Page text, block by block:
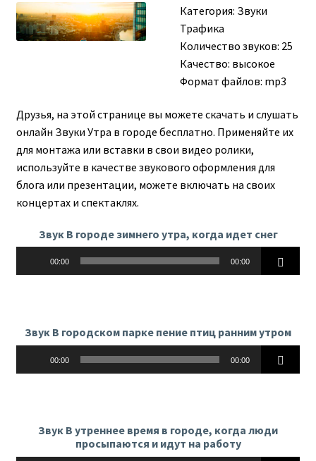
Категория: Звуки
Трафика
Количество звуков: 25
Качество: высокое
Формат файлов: mp3
Друзья, на этой странице вы можете скачать и слушать
онлайн Звуки Утра в городе бесплатно. Применяйте их
для монтажа или вставки в свои видео ролики,
используйте в качестве звукового оформления для
блога или презентации, можете включать на своих
концертах и спектаклях.
Звук В городе зимнего утра, когда идет снег
00:00 00:00
Звук В городском парке пение птиц ранним утром
00:00 00:00
Звук В утреннее время в городе, когда люди
просыпаются и идут на работу